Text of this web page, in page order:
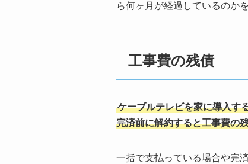
ら何ヶ月が経過しているのか
工事費の残債
ケーブルテレビを家に導入す
完済前に解約すると工事費の
一括で支払っている場合や完